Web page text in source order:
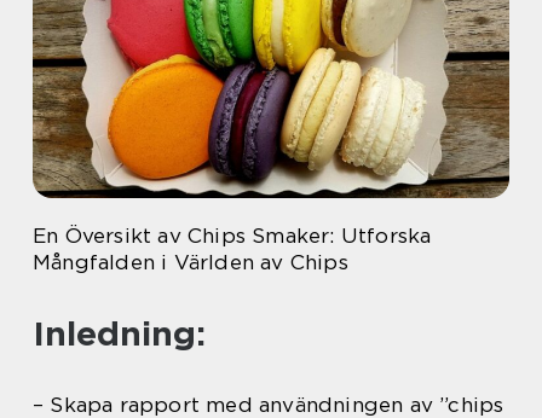
En Översikt av Chips Smaker: Utforska
Mångfalden i Världen av Chips
Inledning:
– Skapa rapport med användningen av ”chips